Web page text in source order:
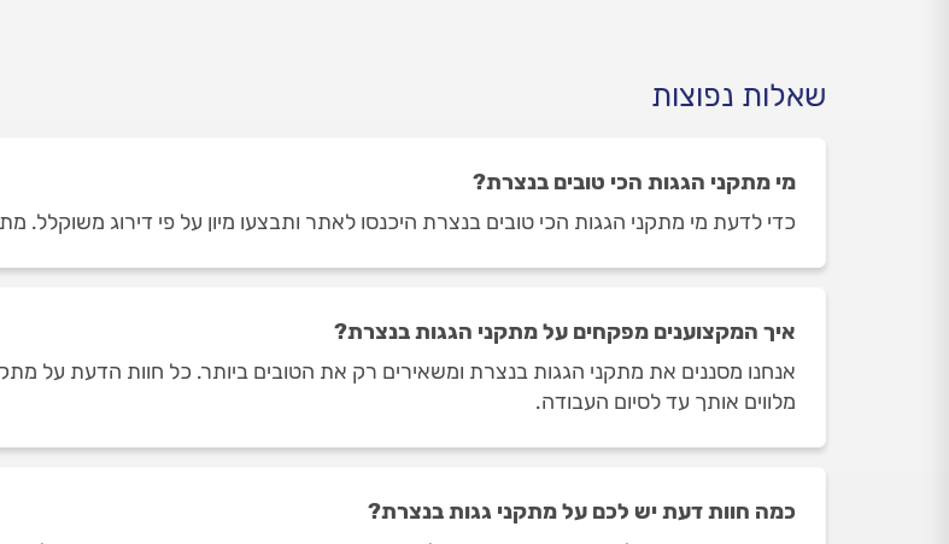
שאלות נפוצות
מי מתקני הגגות הכי טובים בנצרת?
כדי לדעת מי מתקני הגגות הכי טובים בנצרת היכנסו לאתר ותבצעו מיון על פי דירוג משוקלל.
איך המקצוענים מפקחים על מתקני הגגות בנצרת?
אנחנו מסננים את מתקני הגגות בנצרת ומשאירים רק את הטובים ביותר. כל חוות הדעת על
מלווים אותך עד לסיום העבודה.
כמה חוות דעת יש לכם על מתקני גגות בנצרת?